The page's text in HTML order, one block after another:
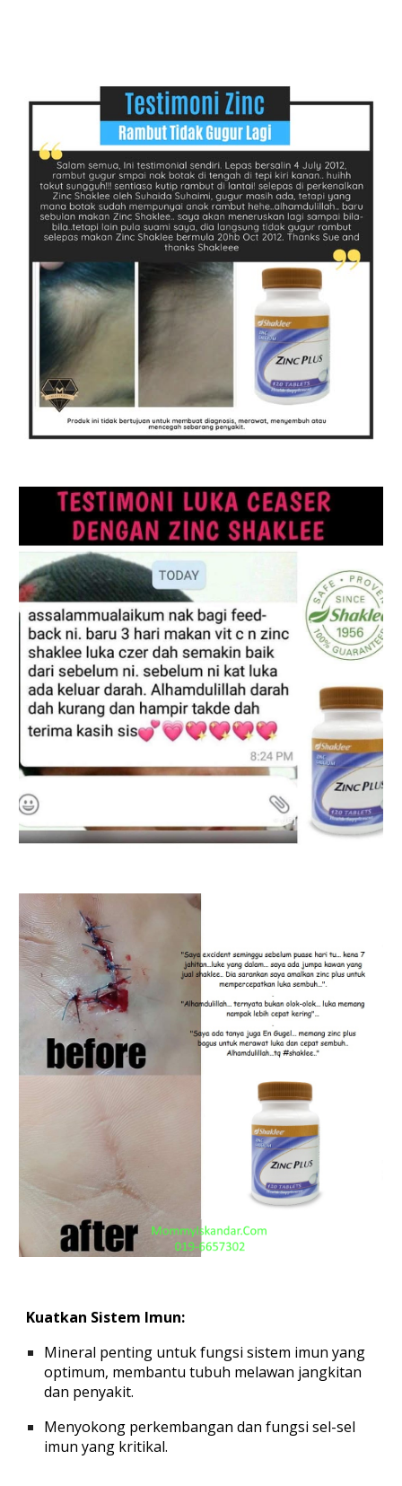
Kuatkan Sistem Imun:
Mineral penting untukfungsi sistem imun yang
optimum, membantu tubuh melawan jangkitan
dan penyakit.
Menyokong perkembangan dan fungsisel-sel
imun yang kritikal.